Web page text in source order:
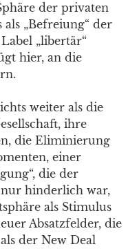
der privaten
„Befreiung“ der
„libertär“
hier, an die
weiter als die
ihre
die Eliminierung
einer
die der
hinderlich war,
als Stimulus
Absatzfelder, die
der New Deal